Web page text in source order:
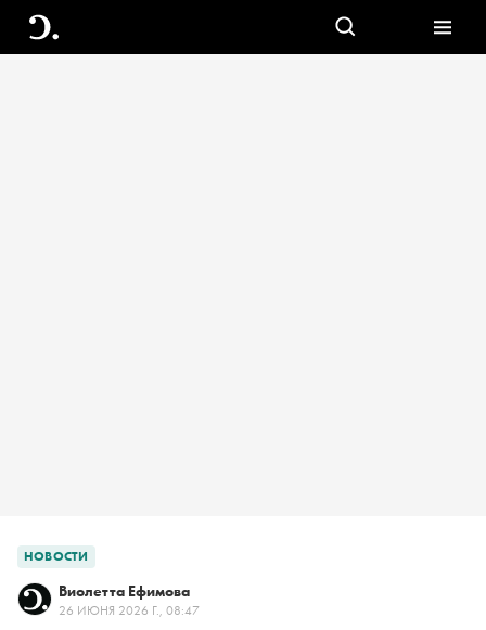
НОВОСТИ
Виолетта Ефимова
26 ИЮНЯ 2026 Г., 08:47